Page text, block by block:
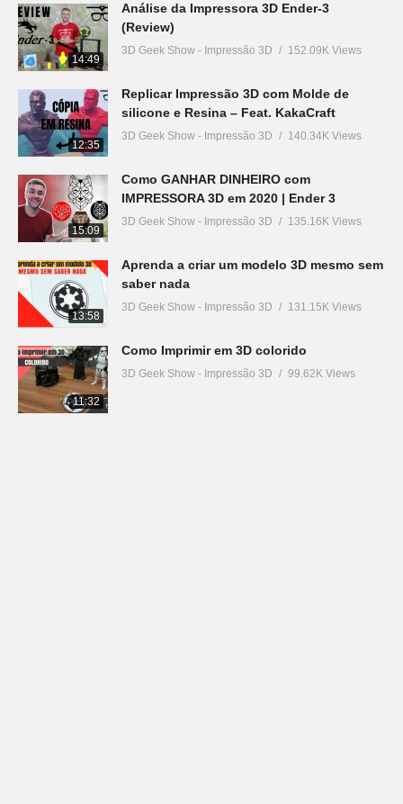
14:49
Análise da Impressora 3D Ender-3
(Review)
3D Geek Show - Impressão 3D 152.09K Views
12:35
Replicar Impressão 3D com Molde de
silicone e Resina – Feat. KakaCraft
3D Geek Show - Impressão 3D 140.34K Views
15:09
Como GANHAR DINHEIRO com
IMPRESSORA 3D em 2020 | Ender 3
3D Geek Show - Impressão 3D 135.16K Views
13:58
Aprenda a criar um modelo 3D mesmo sem
saber nada
3D Geek Show - Impressão 3D 131.15K Views
11:32
Como Imprimir em 3D colorido
3D Geek Show - Impressão 3D 99.62K Views